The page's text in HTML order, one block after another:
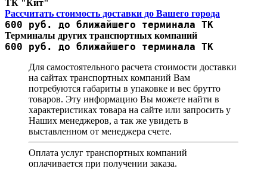
ТК "Кит"
Рассчитать стоимость доставки до Вашего города
600 руб. до ближайшего терминала ТК
Терминалы других транспортных компаний
600 руб. до ближайшего терминала ТК
Для самостоятельного расчета стоимости доставки
на сайтах транспортных компаний Вам
потребуются габариты в упаковке и вес брутто
товаров. Эту информацию Вы можете найти в
характеристиках товара на сайте или запросить у
Наших менеджеров, а так же увидеть в
выставленном от менеджера счете.
Оплата услуг транспортных компаний
оплачивается при получении заказа.